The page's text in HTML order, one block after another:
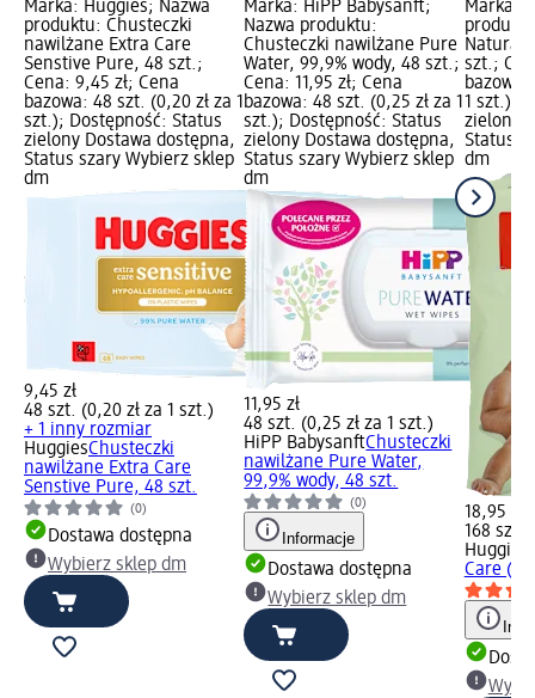
Marka: Huggies; Nazwa
produktu: Chusteczki
nawilżane Extra Care
Senstive Pure, 48 szt.;
Cena: 9,45 zł; Cena
bazowa: 48 szt. (0,20 zł za 1
szt.); Dostępność: Status
zielony Dostawa dostępna,
Status szary Wybierz sklep
dm
9,45 zł
48 szt. (0,20 zł za 1 szt.)
+ 1 inny rozmiar
HuggiesChusteczki
nawilżane Extra Care
Senstive Pure, 48 szt.
(0)
Dostawa dostępna
Wybierz sklep dm
Marka: HiPP Babysanft;
Nazwa produktu:
Chusteczki nawilżane Pure
Water, 99,9% wody, 48 szt.;
Cena: 11,95 zł; Cena
bazowa: 48 szt. (0,25 zł za 1
szt.); Dostępność: Status
zielony Dostawa dostępna,
Status szary Wybierz sklep
dm
11,95 zł
48 szt. (0,25 zł za 1 szt.)
HiPP BabysanftChusteczki
nawilżane Pure Water,
99,9% wody, 48 szt.
(0)
Informacje
Dostawa dostępna
Wybierz sklep dm
Marka:
Natural
szt.;
bazowa:
1 szt.);
zielony
Status
dm
18,95 zł
168 szt.
Huggies
Care